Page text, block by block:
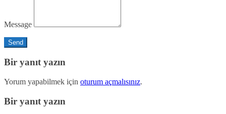
Message
Bir yanıt yazın
Yorum yapabilmek için oturum açmalısınız.
Bir yanıt yazın